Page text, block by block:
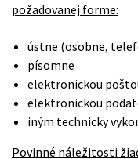
požadovanej forme:
ústne (osobne,
písomne
elektronickou
elektronickou
iným technicky
Povinné náležitosti